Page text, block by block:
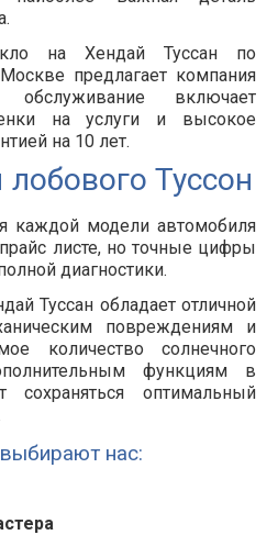
на Хендай Туссан по
предлагает компания
включает
на услуги и высокое
на 10 лет.
Туссон
каждой модели автомобиля
листе, но точные цифры
диагностики.
Туссан обладает отличной
повреждениям и
количество солнечного
функциям в
сохраняться оптимальный
нас: